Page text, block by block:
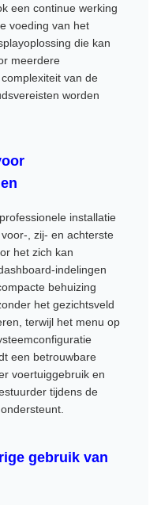
een continue werking
voeding van het
die kan
meerdere
van de
worden
installatie
, zij- en achterste
het zich kan
indelingen
behuizing
het gezichtsveld
terwijl het menu op
een betrouwbare
voertuiggebruik en
tijdens de
gebruik van